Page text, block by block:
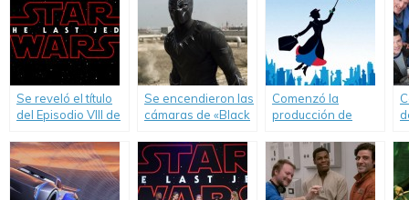
Se reveló el título
del Episodio VIII de
Se encendieron las
cámaras de «Black
Comenzó la
producción de
Returns».